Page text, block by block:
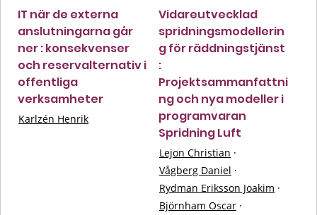
IT när de externa
anslutningarna går
ner : konsekvenser
och reservalternativ i
offentliga
verksamheter
Karlzén Henrik
Vidareutvecklad
spridningsmodellerin
g för räddningstjänst
:
Projektsammanfattni
ng och nya modeller i
programvaran
Spridning Luft
Lejon Christian ·
Vågberg Daniel ·
Rydman Eriksson Joakim ·
Björnham Oscar ·